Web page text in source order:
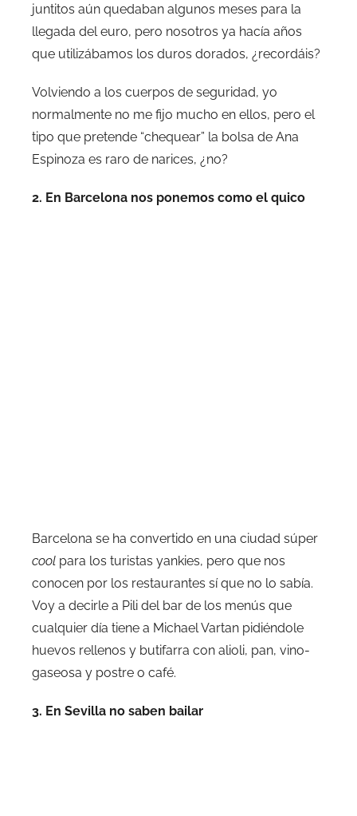
juntitos aún quedaban algunos meses para la
llegada del euro, pero nosotros ya hacía años
que utilizábamos los duros dorados, ¿recordáis?
Volviendo a los cuerpos de seguridad, yo
normalmente no me fijo mucho en ellos, pero el
tipo que pretende “chequear” la bolsa de Ana
Espinoza es raro de narices, ¿no?
2. En Barcelona nos ponemos como el quico
Barcelona se ha convertido en una ciudad súper
cool para los turistas yankies, pero que nos
conocen por los restaurantes sí que no lo sabía.
Voy a decirle a Pili del bar de los menús que
cualquier día tiene a Michael Vartan pidiéndole
huevos rellenos y butifarra con alioli, pan, vino-
gaseosa y postre o café.
3. En Sevilla no saben bailar